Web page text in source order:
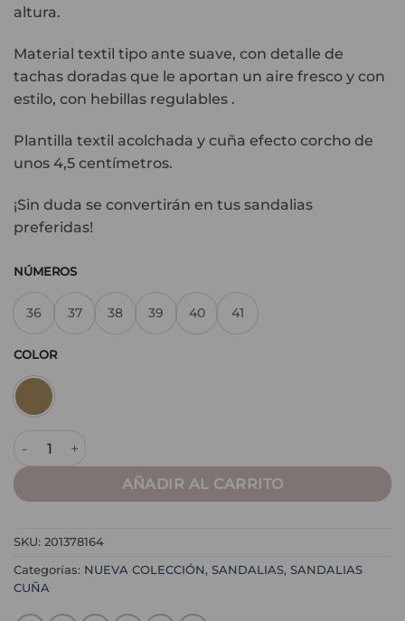
altura.
Material textil tipo ante suave, con detalle de
tachas doradas que le aportan un aire fresco y con
estilo, con hebillas regulables .
Plantilla textil acolchada y cuña efecto corcho de
unos 4,5 centímetros.
¡Sin duda se convertirán en tus sandalias
preferidas!
NÚMEROS
36 37 38 39 40 41
COLOR
Sandalia Nala Taupe cantidad
AÑADIR AL CARRITO
SKU: 201378164
Categorías: NUEVA COLECCIÓN, SANDALIAS, SANDALIAS
CUÑA